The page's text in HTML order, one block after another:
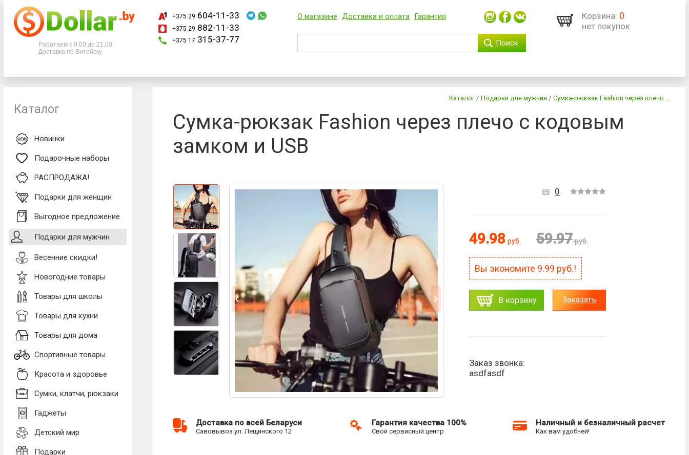
Телефоны
+375 29882-11-33
Работаем с 9.00 до 21.00
Доставка по Витебску
+375 29 604-11-33
+375 29 882-11-33
+375 17 315-37-77
О магазине Доставка и оплата Гарантия
Поиск
Корзина: 0
нет покупок
Каталог
Новинки
Подарочные наборы
РАСПРОДАЖА!
Подарки для женщин
Выгодное предложение
Подарки для мужчин
Весенние скидки!
Новогодние товары
Товары для школы
Товары для кухни
Товары для дома
Спортивные товары
Красота и здоровье
Сумки, клатчи, рюкзаки
Гаджеты
Детский мир
Подарки
Каталог / Подарки для мужчин / Сумка-рюкзак Fashion через плечо ...
Сумка-рюкзак Fashion через плечо с кодовым
замком и USB
0
49.98 руб. 59.97 руб.
Вы экономите 9.99 руб.!
В корзину Заказать
Заказ звонка:
asdfasdf
Доставка по всей Беларуси
Савовывоз ул. Лещинского 12
Гарантия качества 100%
Свой сервисный центр
Наличный и безналичный расчет
Как вам удобней!